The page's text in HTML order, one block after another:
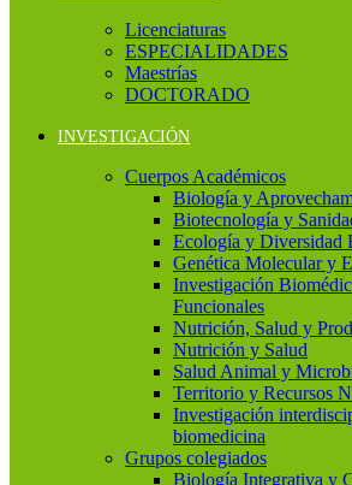
Licenciaturas
ESPECIALIDADES
Maestrías
DOCTORADO
INVESTIGACIÓN
Cuerpos Académicos
Biología y
Biotecnología y
Ecología y Diversidad
Genética Molecular y
Investigación
Funcionales
Nutrición, Salud y
Nutrición y Salud
Salud Animal y
Territorio y Recursos
Investigación
biomedicina
Grupos colegiados
Biología Integrativa y